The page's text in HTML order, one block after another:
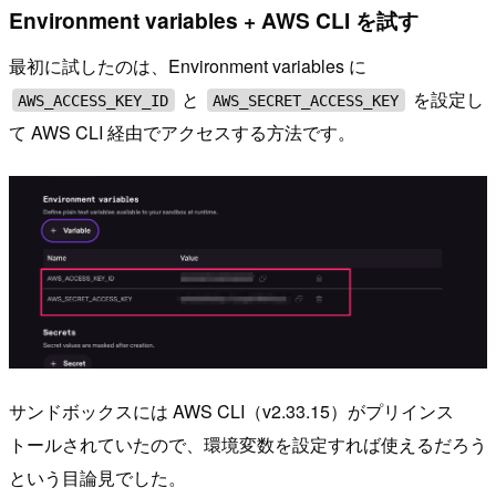
Environment variables + AWS CLI を試す
最初に試したのは、Environment variables に
AWS_ACCESS_KEY_ID と AWS_SECRET_ACCESS_KEY
を設定し
て AWS CLI 経由でアクセスする方法です。
サンドボックスには AWS CLI（v2.33.15）がプリインス
トールされていたので、環境変数を設定すれば使えるだろう
という目論見でした。